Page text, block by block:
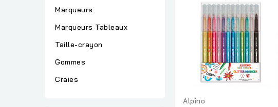
Marqueurs
Marqueurs Tableaux
Taille-crayon
Gommes
Craies
Alpino